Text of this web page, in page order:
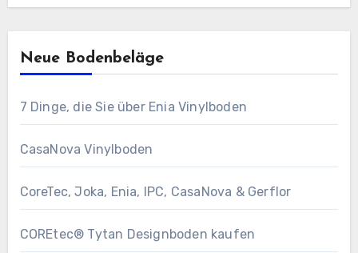
Neue Bodenbeläge
7 Dinge, die Sie über Enia Vinylboden
CasaNova Vinylboden
CoreTec, Joka, Enia, IPC, CasaNova & Gerflor
COREtec® Tytan Designboden kaufen